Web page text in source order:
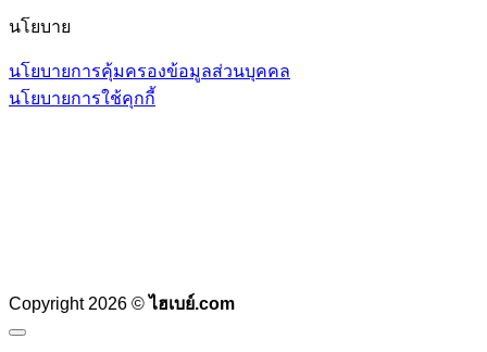
นโยบาย
นโยบายการคุ้มครองข้อมูลส่วนบุคคล
นโยบายการใช้คุกกี้
Copyright 2026 ©ไฮเบย์.com